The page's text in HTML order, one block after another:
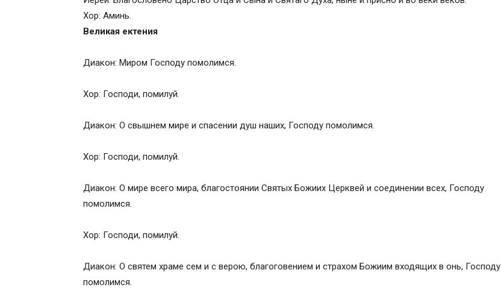
Символ веры
Псалом 33
Происхождение Божественной литургии
Литургия Иоанна Златоуста
Малый вход
Аллилуйа и чтение Евангелия
Ектении об оглашенных и верных
Хор: Аминь.
Великая ектения
Диакон: Миром Господу помолимся.
Хор: Господи, помилуй.
Диакон: О свышнем мире и спасении душ наших, Господу помолимся.
Хор: Господи, помилуй.
Диакон: О мире всего мира, благостоянии Святых Божиих Церквей и соединении всех, Господу
помолимся.
Хор: Господи, помилуй.
Диакон: О святем храме сем и с верою, благоговением и страхом Божиим входящих в онь, Господу
помолимся.